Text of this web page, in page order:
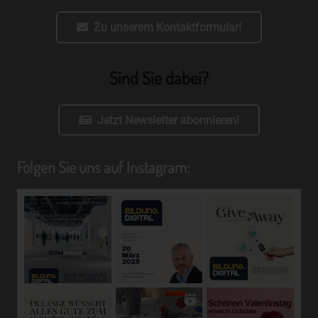
Zu unserem Kontaktformular!
Jetzt Newsletter abonnieren!
Folgen Sie uns auf Instagram:
Übermittlung, Verbreitung oder eine andere Form der
gespeicherter personenbezogener Daten mit dem Ziel,
e) Profiling
Profiling ist jede Art der automatisierten Verarbeitung
personenbezogener Daten, die darin besteht, dass diese
personenbezogenen Daten verwendet werden, um
bestimmte persönliche Aspekte, die sich auf eine
natürliche Person beziehen, zu bewerten, insbesondere,
um Aspekte bezüglich Arbeitsleistung, wirtschaftlicher
Lage, Gesundheit, persönlicher Vorlieben, Interessen,
Zuverlässigkeit, Verhalten, Aufenthaltsort oder
Ortswechsel dieser natürlichen Person zu analysieren